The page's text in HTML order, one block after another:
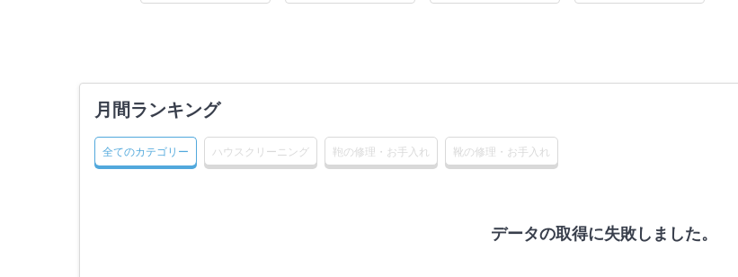
月間ランキング
全てのカテゴリー ハウスクリーニング 鞄の修理・お手入れ 靴の修理・お手入れ
データの取得に失敗しました。